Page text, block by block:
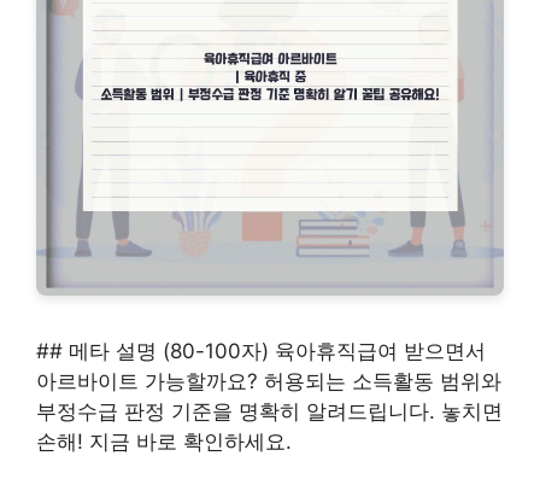
## 메타 설명 (80-100자) 육아휴직급여 받으면서
아르바이트 가능할까요? 허용되는 소득활동 범위와
부정수급 판정 기준을 명확히 알려드립니다. 놓치면
손해! 지금 바로 확인하세요.